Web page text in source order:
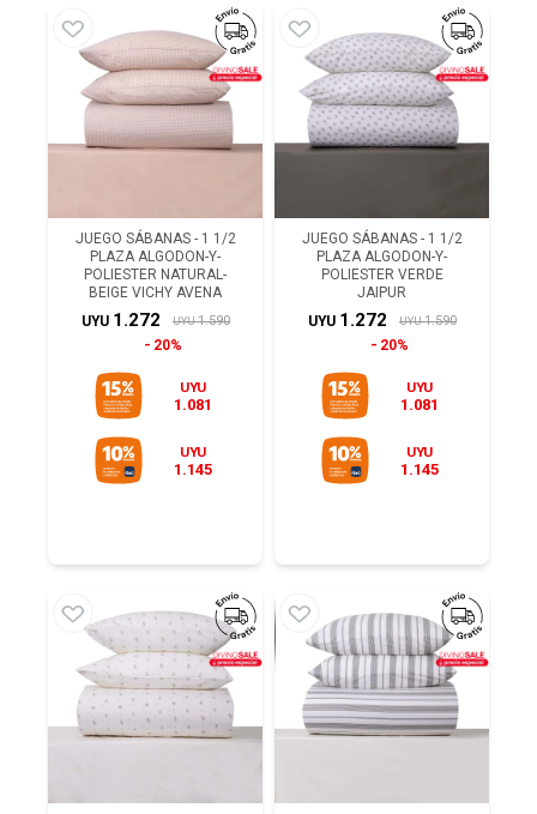
JUEGO SÁBANAS - 1 1/2
PLAZA ALGODON-Y-
POLIESTER NATURAL-
BEIGE VICHY AVENA
UYU 1.272 UYU 1.590
20%
UYU
1.081
UYU
1.145
JUEGO SÁBANAS - 1 1/2
PLAZA ALGODON-Y-
POLIESTER VERDE
JAIPUR
UYU 1.272 UYU 1.590
20%
UYU
1.081
UYU
1.145